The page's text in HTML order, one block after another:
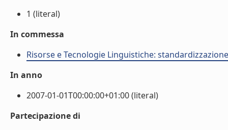
1 (literal)
In commessa
Risorse e Tecnologie Linguistiche:
In anno
2007-01-01T00:00:00+01:00 (literal)
Partecipazione di